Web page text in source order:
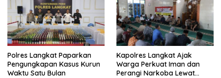
Polres Langkat Paparkan
Pengungkapan Kasus Kurun
Waktu Satu Bulan
Kapolres Langkat Ajak
Warga Perkuat Iman dan
Perangi Narkoba Lewat